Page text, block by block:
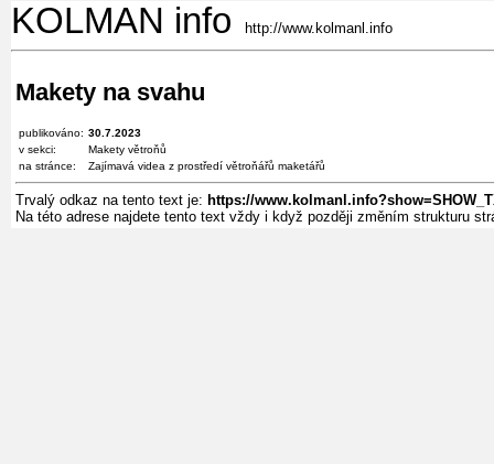
KOLMAN info http://www.kolmanl.info
Makety na svahu
publikováno: 30.7.2023
v sekci:
Makety větroňů
na stránce:
Zajímavá videa z prostředí větroňářů maketářů
Trvalý odkaz na tento text je: https://
Na této adrese najdete tento text vždy i když později změním strukturu